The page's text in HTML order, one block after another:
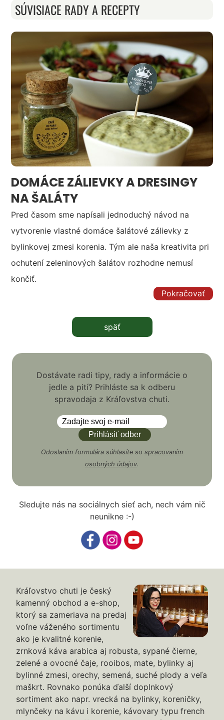
SÚVISIACE RADY A RECEPTY
DOMÁCE ZÁLIEVKY A DRESINGY
NA ŠALÁTY
Pred časom sme napísali jednoduchý návod na
vytvorenie vlastné domáce šalátové zálievky z
bylinkovej zmesi korenia. Tým ale naša kreativita pri
ochutení zeleninových šalátov rozhodne nemusí
končiť.
Pokračovať
späť
Dostávate radi tipy, rady a informácie o
jedle a pití? Prihláste sa k odberu
spravodaja z Kráľovstva chuti.
Odoslaním formulára súhlasíte so spracovaním
osobných údajov.
Sledujte nás na sociálnych sieť ach, nech vám nič
neunikne :-)
Kráľovstvo chuti je český
kamenný obchod a e-shop,
ktorý sa zameriava na predaj
voľne váženého sortimentu
ako je kvalitné korenie,
zrnková káva arabica aj robusta, sypané čierne,
zelené a ovocné čaje, rooibos, mate, bylinky aj
bylinné zmesi, orechy, semená, suché plody a veľa
maškrt. Rovnako ponúka ďalší doplnkový
sortiment ako napr. vrecká na bylinky, koreničky,
mlynčeky na kávu i korenie, kávovary typu french